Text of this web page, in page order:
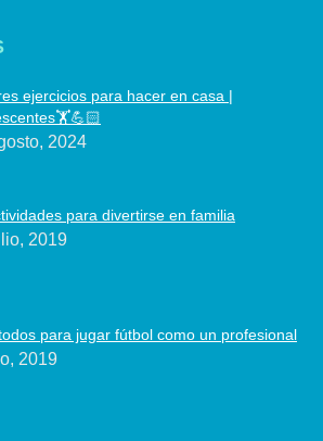
ejercicios para hacer en casa |
2024
para divertirse en familia
2019
para jugar fútbol como un profesional
2019